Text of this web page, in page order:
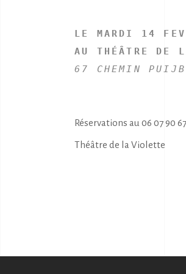
LE MARDI 14
AU THÉÂTRE DE
67 CHEMIN
Réservations au 06 07 90
Théâtre de la Violette